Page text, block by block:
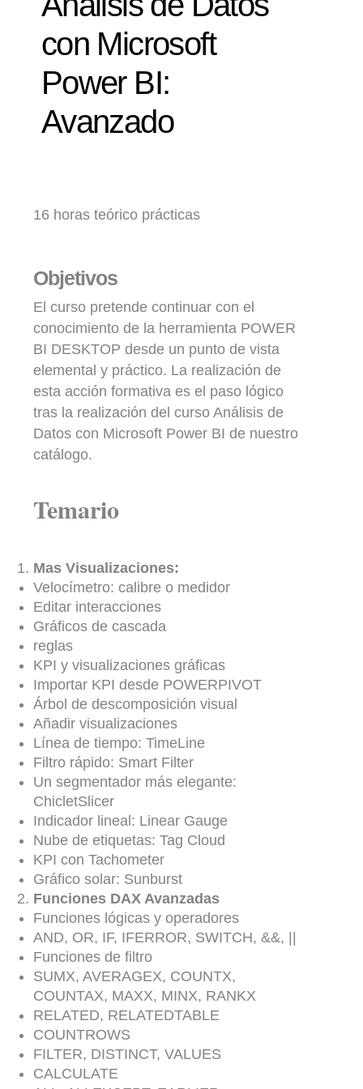
con Microsoft
Power BI:
Avanzado
16 horas teórico prácticas
Objetivos
El curso pretende continuar con el
conocimiento de la herramienta POWER
BI DESKTOP desde un punto de vista
elemental y práctico. La realización de
esta acción formativa es el paso lógico
tras la realización del curso Análisis de
Datos con Microsoft Power BI de nuestro
catálogo.
Temario
Mas Visualizaciones:
Velocímetro: calibre o medidor
Editar interacciones
Gráficos de cascada
reglas
KPI y visualizaciones gráficas
Importar KPI desde POWERPIVOT
Árbol de descomposición visual
Añadir visualizaciones
Línea de tiempo: TimeLine
Filtro rápido: Smart Filter
Un segmentador más elegante:
ChicletSlicer
Indicador lineal: Linear Gauge
Nube de etiquetas: Tag Cloud
KPI con Tachometer
Gráfico solar: Sunburst
Funciones DAX Avanzadas
Funciones lógicas y operadores
AND, OR, IF, IFERROR, SWITCH, &&, ||
Funciones de filtro
SUMX, AVERAGEX, COUNTX,
COUNTAX, MAXX, MINX, RANKX
RELATED, RELATEDTABLE
COUNTROWS
FILTER, DISTINCT, VALUES
CALCULATE